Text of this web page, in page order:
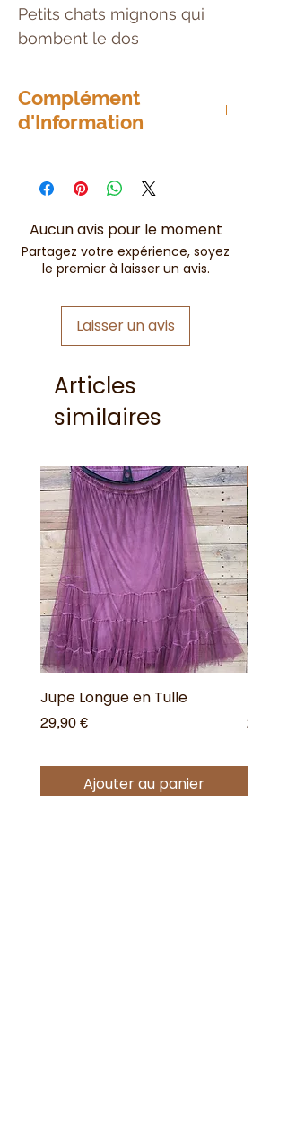
Petits chats mignons qui
bombent le dos
Complément
d'Information
Aucun avis pour le moment
Partagez votre expérience, soyez
le premier à laisser un avis.
Laisser un avis
Articles
similaires
Jupe Longue en Tulle
Prix
29,90 €
Ajouter au panier
Prix
25,00 €